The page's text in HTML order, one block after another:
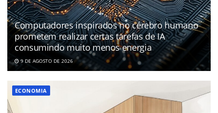
Computadores inspirados no cérebro humano
prometem realizar certas tarefas de IA
consumindo muito menos energia
9 DE AGOSTO DE 2026
ECONOMIA